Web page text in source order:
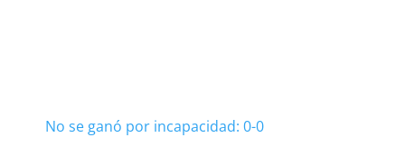
No se ganó por incapacidad: 0-0